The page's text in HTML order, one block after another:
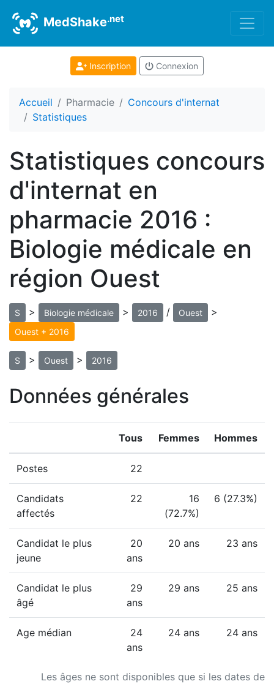
MedShake.net
Inscription Connexion
Accueil Pharmacie
Concours d'internat
Statistiques
Statistiques concours
d'internat en
pharmacie 2016 :
Biologie médicale en
région Ouest
S > Biologie médicale > 2016 / Ouest >
Ouest + 2016
S > Ouest > 2016
Données générales
Les âges ne sont disponibles que si les dates de
Tous Femmes Hommes
Postes 22
Candidats
affectés
22
16
(72.7%)
6 (27.3%)
Candidat le plus
jeune
20
ans
20 ans 23 ans
Candidat le plus
âgé
29
ans
29 ans 25 ans
Age médian
24
ans
24 ans 24 ans